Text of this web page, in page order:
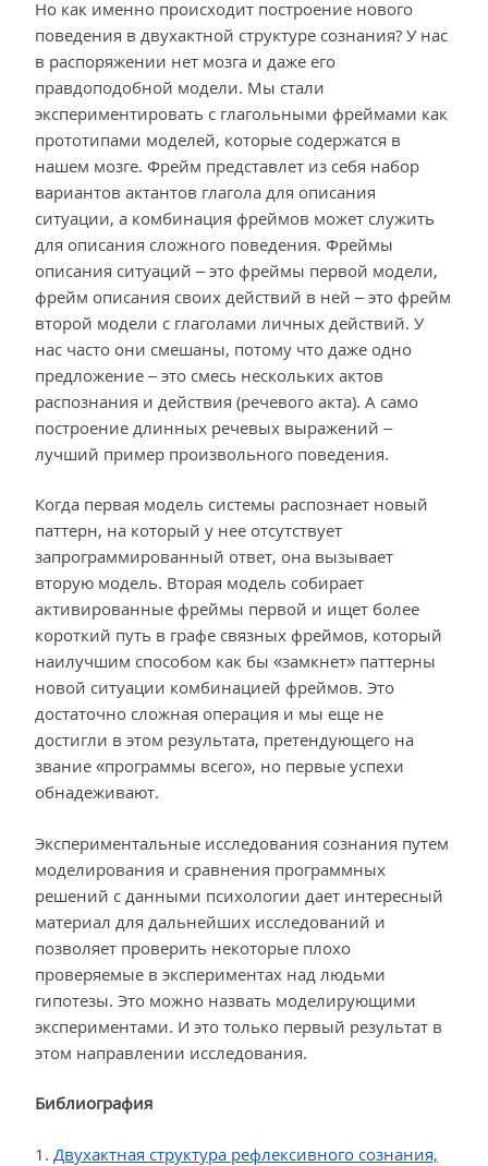
Но как именно происходит построение нового
поведения в двухактной структуре сознания? У нас
в распоряжении нет мозга и даже его
правдоподобной модели. Мы стали
экспериментировать с глагольными фреймами как
прототипами моделей, которые содержатся в
нашем мозге. Фрейм представлет из себя набор
вариантов актантов глагола для описания
ситуации, а комбинация фреймов может служить
для описания сложного поведения. Фреймы
описания ситуаций – это фреймы первой модели,
фрейм описания своих действий в ней – это фрейм
второй модели с глаголами личных действий. У
нас часто они смешаны, потому что даже одно
предложение – это смесь нескольких актов
распознания и действия (речевого акта). А само
построение длинных речевых выражений –
лучший пример произвольного поведения.
Когда первая модель системы распознает новый
паттерн, на который у нее отсутствует
запрограммированный ответ, она вызывает
вторую модель. Вторая модель собирает
активированные фреймы первой и ищет более
короткий путь в графе связных фреймов, который
наилучшим способом как бы «замкнет» паттерны
новой ситуации комбинацией фреймов. Это
достаточно сложная операция и мы еще не
достигли в этом результата, претендующего на
звание «программы всего», но первые успехи
обнадеживают.
Экспериментальные исследования сознания путем
моделирования и сравнения программных
решений с данными психологии дает интересный
материал для дальнейших исследований и
позволяет проверить некоторые плохо
проверяемые в экспериментах над людьми
гипотезы. Это можно назвать моделирующими
экспериментами. И это только первый результат в
этом направлении исследования.
Библиография
1. Двухактная структура рефлексивного сознания,